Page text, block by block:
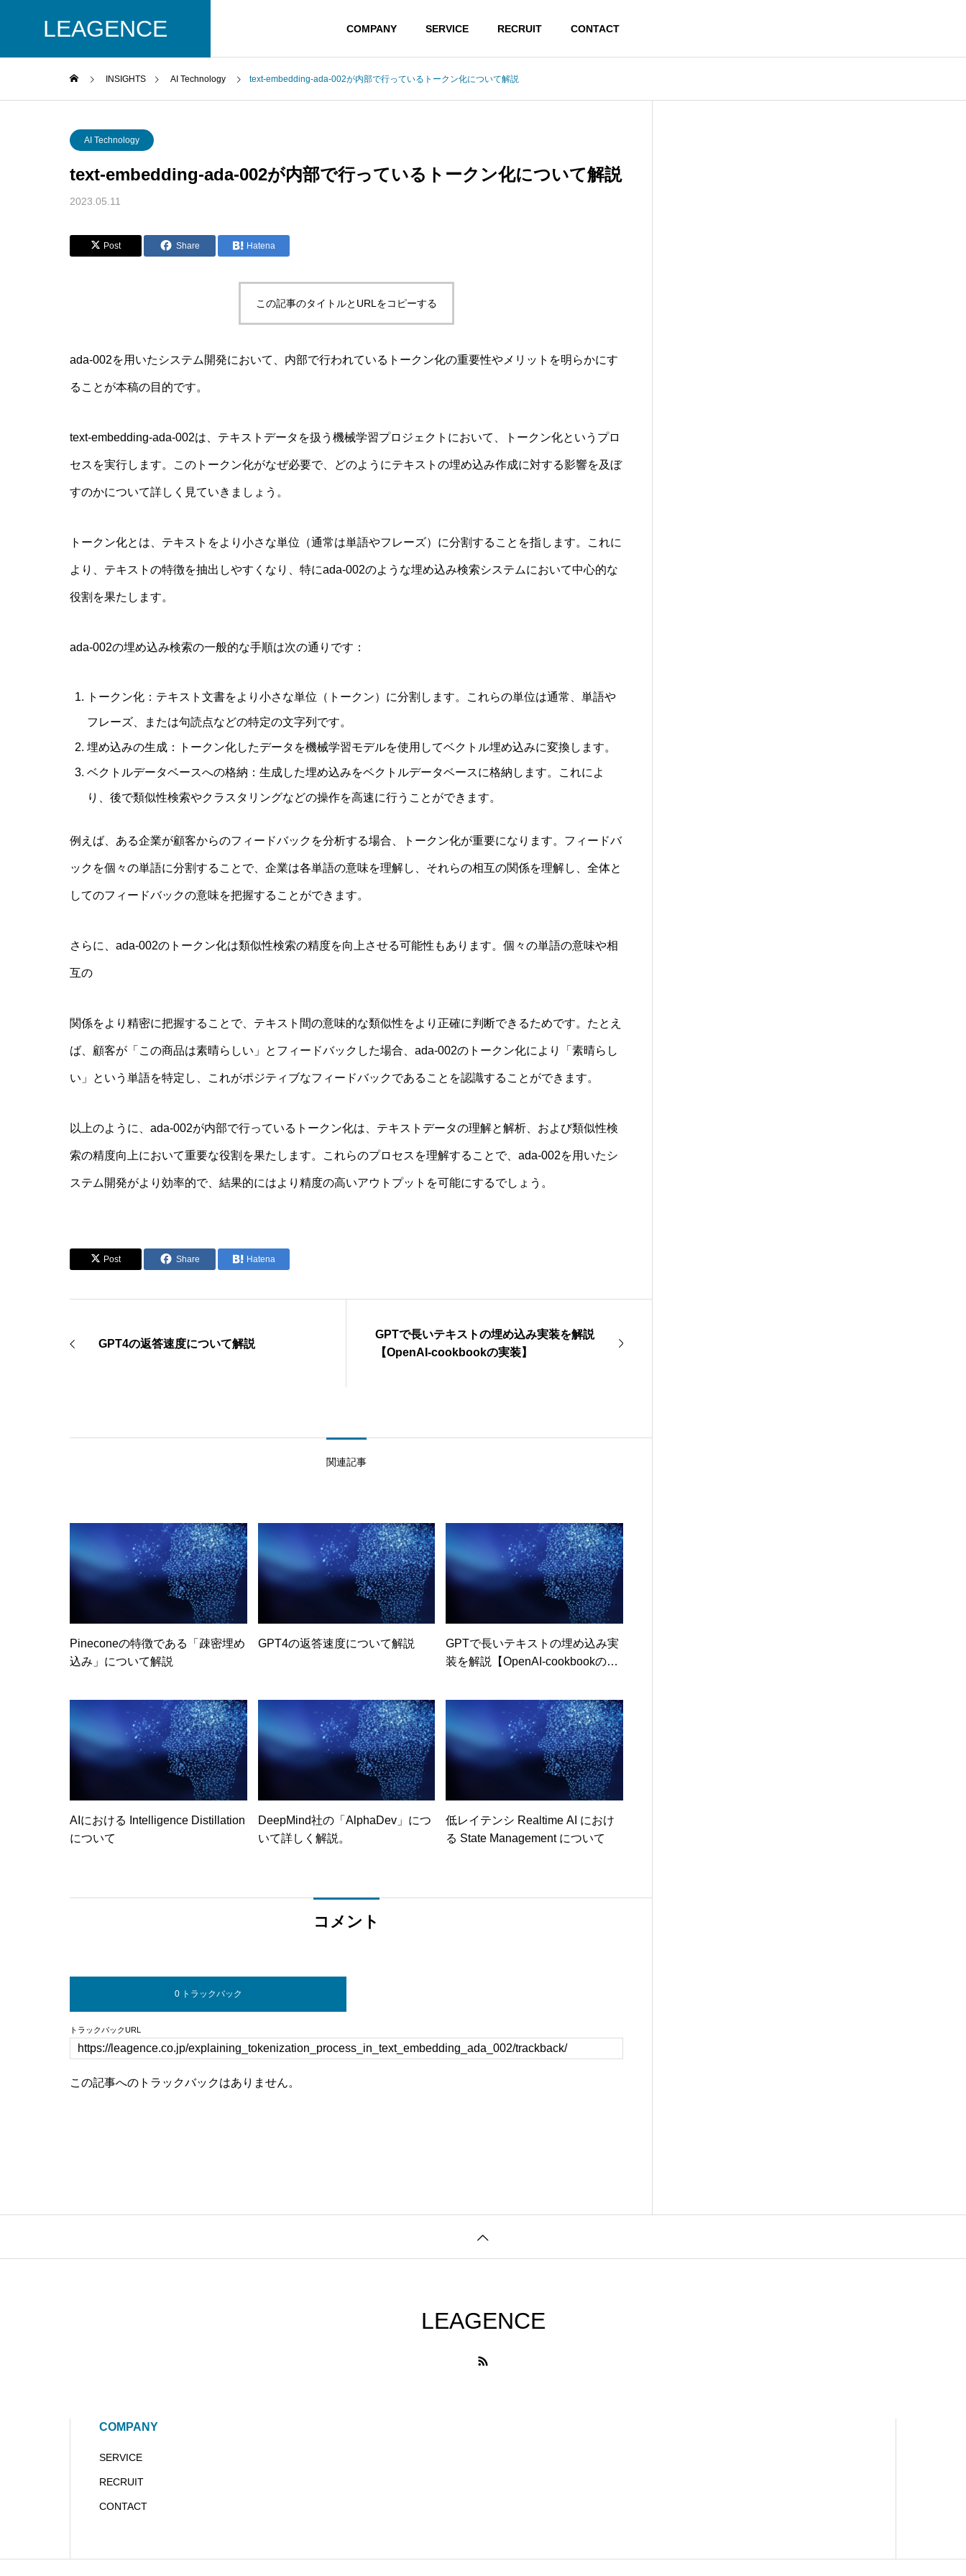
LEAGENCE COMPANY SERVICE RECRUIT CONTACT
COMPANY
SalesAI
INSIGHTS AI Technology text-embedding-ada-002が内部で行っているトークン化について解説
AI Technology
text-embedding-ada-002が内部で行っているトークン化について解説
2023.05.11
Post Share Hatena
この記事のタイトルとURLをコピーする
ada-002を用いたシステム開発において、内部で行われているトークン化の重要性やメリットを明らかにす
ることが本稿の目的です。
text-embedding-ada-002は、テキストデータを扱う機械学習プロジェクトにおいて、トークン化というプロ
セスを実行します。このトークン化がなぜ必要で、どのようにテキストの埋め込み作成に対する影響を及ぼ
すのかについて詳しく見ていきましょう。
トークン化とは、テキストをより小さな単位（通常は単語やフレーズ）に分割することを指します。これに
より、テキストの特徴を抽出しやすくなり、特にada-002のような埋め込み検索システムにおいて中心的な
役割を果たします。
ada-002の埋め込み検索の一般的な手順は次の通りです：
トークン化：テキスト文書をより小さな単位（トークン）に分割します。これらの単位は通常、単語や
フレーズ、または句読点などの特定の文字列です。
埋め込みの生成：トークン化したデータを機械学習モデルを使用してベクトル埋め込みに変換します。
ベクトルデータベースへの格納：生成した埋め込みをベクトルデータベースに格納します。これによ
り、後で類似性検索やクラスタリングなどの操作を高速に行うことができます。
例えば、ある企業が顧客からのフィードバックを分析する場合、トークン化が重要になります。フィードバ
ックを個々の単語に分割することで、企業は各単語の意味を理解し、それらの相互の関係を理解し、全体と
してのフィードバックの意味を把握することができます。
さらに、ada-002のトークン化は類似性検索の精度を向上させる可能性もあります。個々の単語の意味や相
互の
関係をより精密に把握することで、テキスト間の意味的な類似性をより正確に判断できるためです。たとえ
ば、顧客が「この商品は素晴らしい」とフィードバックした場合、ada-002のトークン化により「素晴らし
い」という単語を特定し、これがポジティブなフィードバックであることを認識することができます。
以上のように、ada-002が内部で行っているトークン化は、テキストデータの理解と解析、および類似性検
索の精度向上において重要な役割を果たします。これらのプロセスを理解することで、ada-002を用いたシ
ステム開発がより効率的で、結果的にはより精度の高いアウトプットを可能にするでしょう。
Post Share Hatena
GPT4の返答速度について解説
GPTで長いテキストの埋め込み実装を解説
【OpenAI-cookbookの実装】
関連記事
Pineconeの特徴である「疎密埋め
込み」について解説
GPT4の返答速度について解説
GPTで長いテキストの埋め込み実
装を解説【OpenAI-cookbookの実
AIにおける Intelligence Distillation
について
DeepMind社の「AlphaDev」につ
いて詳しく解説。
低レイテンシ Realtime AI におけ
る State Management について
コメント
0 トラックバック
トラックバックURL
この記事へのトラックバックはありません。
LEAGENCE
COMPANY
SERVICE
RECRUIT
CONTACT